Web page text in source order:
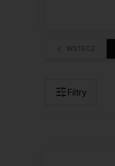
WSTECZ
Filtry